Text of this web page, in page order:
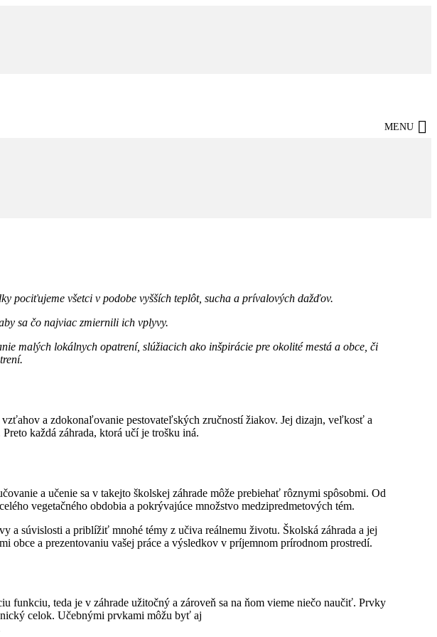
MENU
pociťujeme všetci v podobe vyšších teplôt, sucha a prívalových dažďov.
sa čo najviac zmiernili ich vplyvy.
malých lokálnych opatrení, slúžiacich ako inšpirácie pre okolité mestá a obce, či
a zdokonaľovanie pestovateľských zručností žiakov. Jej dizajn, veľkosť a
každá záhrada, ktorá učí je trošku iná.
a učenie sa v takejto školskej záhrade môže prebiehať rôznymi spôsobmi. Od
vegetačného obdobia a pokrývajúce množstvo medzipredmetových tém.
a súvislosti a priblížiť mnohé témy z učiva reálnemu životu. Školská záhrada a jej
a prezentovaniu vašej práce a výsledkov v príjemnom prírodnom prostredí.
funkciu, teda je v záhrade užitočný a zároveň sa na ňom vieme niečo naučiť. Prvky
celok. Učebnými prvkami môžu byť aj